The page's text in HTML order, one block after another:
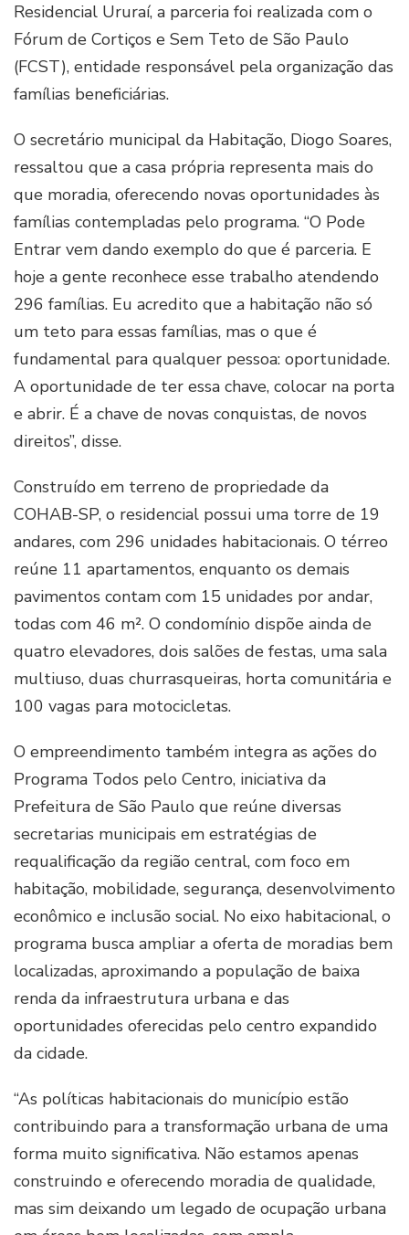
Residencial Ururaí, a parceria foi realizada com o
Fórum de Cortiços e Sem Teto de São Paulo
(FCST), entidade responsável pela organização das
famílias beneficiárias.
O secretário municipal da Habitação, Diogo Soares,
ressaltou que a casa própria representa mais do
que moradia, oferecendo novas oportunidades às
famílias contempladas pelo programa. “O Pode
Entrar vem dando exemplo do que é parceria. E
hoje a gente reconhece esse trabalho atendendo
296 famílias. Eu acredito que a habitação não só
um teto para essas famílias, mas o que é
fundamental para qualquer pessoa: oportunidade.
A oportunidade de ter essa chave, colocar na porta
e abrir. É a chave de novas conquistas, de novos
direitos”, disse.
Construído em terreno de propriedade da
COHAB-SP, o residencial possui uma torre de 19
andares, com 296 unidades habitacionais. O térreo
reúne 11 apartamentos, enquanto os demais
pavimentos contam com 15 unidades por andar,
todas com 46 m². O condomínio dispõe ainda de
quatro elevadores, dois salões de festas, uma sala
multiuso, duas churrasqueiras, horta comunitária e
100 vagas para motocicletas.
O empreendimento também integra as ações do
Programa Todos pelo Centro, iniciativa da
Prefeitura de São Paulo que reúne diversas
secretarias municipais em estratégias de
requalificação da região central, com foco em
habitação, mobilidade, segurança, desenvolvimento
econômico e inclusão social. No eixo habitacional, o
programa busca ampliar a oferta de moradias bem
localizadas, aproximando a população de baixa
renda da infraestrutura urbana e das
oportunidades oferecidas pelo centro expandido
da cidade.
“As políticas habitacionais do município estão
contribuindo para a transformação urbana de uma
forma muito significativa. Não estamos apenas
construindo e oferecendo moradia de qualidade,
mas sim deixando um legado de ocupação urbana